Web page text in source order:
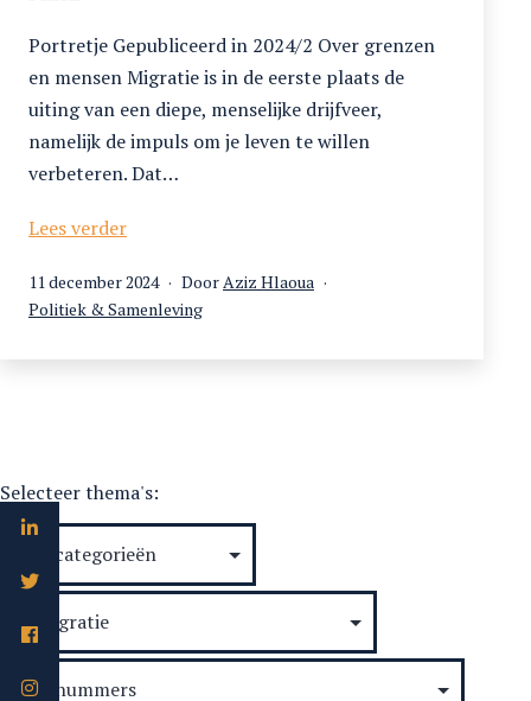
Portretje Gepubliceerd in 2024/2 Over grenzen
en mensen Migratie is in de eerste plaats de
uiting van een diepe, menselijke drijfveer,
namelijk de impuls om je leven te willen
verbeteren. Dat…
Lees verderTerug
het
land
met
Touria
Aziz
Gepubliceerd
op
11 december 2024 DoorAziz Hlaoua
Gecategoriseerd
Politiek & Samenleving
Selecteer thema's: